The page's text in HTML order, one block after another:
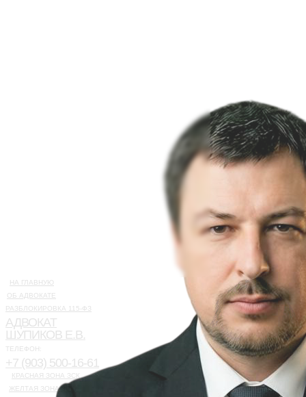
НА ГЛАВНУЮ
ОБ АДВОКАТЕ
РАЗБЛОКИРОВКА 115-ФЗ
АДВОКАТ
ШУПИКОВ Е.В.
ТЕЛЕФОН:
+7 (903) 500-16-61
КРАСНАЯ ЗОНА ЗСК
ЖЕЛТАЯ ЗОНА ЗСК